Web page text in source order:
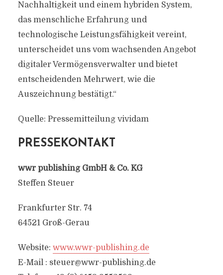
Nachhaltigkeit und einem hybriden System,
das menschliche Erfahrung und
technologische Leistungsfähigkeit vereint,
unterscheidet uns vom wachsenden Angebot
digitaler Vermögensverwalter und bietet
entscheidenden Mehrwert, wie die
Auszeichnung bestätigt.“
Quelle: Pressemitteilung vividam
PRESSEKONTAKT
wwr publishing GmbH & Co. KG
Steffen Steuer
Frankfurter Str. 74
64521 Groß-Gerau
Website: www.wwr-publishing.de
E-Mail : steuer@wwr-publishing.de